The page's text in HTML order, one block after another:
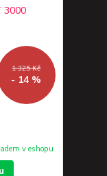
1 325 Kč
- 14 %
v eshopu